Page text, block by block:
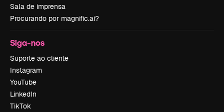
Sala de imprensa
Procurando por magnific.ai?
Siga-nos
Suporte ao cliente
Instagram
YouTube
LinkedIn
TikTok